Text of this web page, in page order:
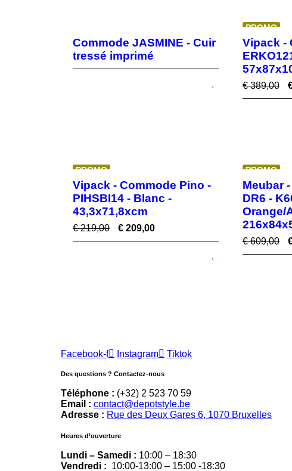
Commode JASMINE - Cuir
tressé imprimé
PROMO
Vipack -
€389,00
PROMO
Vipack - Commode Pino -
PIHSBI14 - Blanc -
43,3x71,8xcm
€219,00 € 209,00
PROMO
Meubar
DR6 -
Orange/
€609,00
Facebook-f Instagram Tiktok
Des questions ? Contactez-nous
Téléphone : (+32) 2 523 70 59
Email : contact@depotstyle.be
Adresse : Rue des Deux Gares 6, 1070 Bruxelles
Heures d’ouverture
Lundi – Samedi : 10:00 – 18:30
Vendredi : 10:00-13:00 – 15:00 -18:30